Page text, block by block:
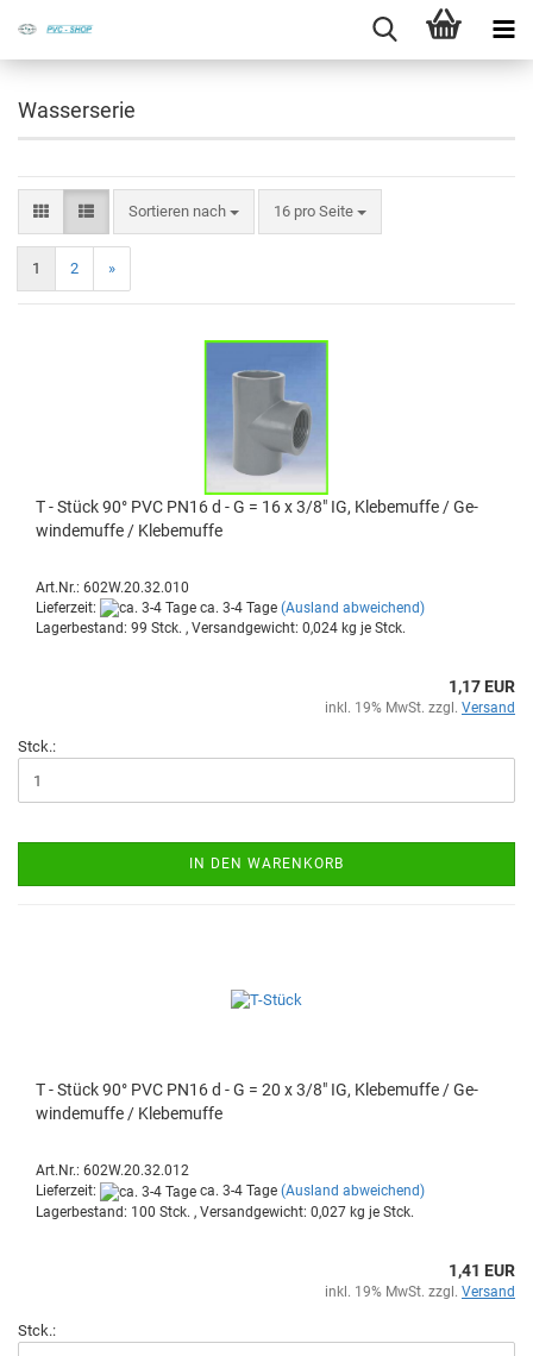
Wasserserie
Sortieren nach 16 pro Seite
1 2 »
T - Stück 90° PVC PN16 d - G = 16 x 3/8" IG, Kle­be­muf­fe / Ge­
win­de­muf­fe / Kle­be­muf­fe
Art.Nr.: 602W.20.32.010
Lieferzeit:
ca. 3-4 Tage (Ausland abweichend)
Lagerbestand: 99 Stck. , Versandgewicht: 0,024 kg je Stck.
1,17 EUR
inkl. 19% MwSt. zzgl. Versand
Stck.:
IN DEN WARENKORB
T - Stück 90° PVC PN16 d - G = 20 x 3/8" IG, Kle­be­muf­fe / Ge­
win­de­muf­fe / Kle­be­muf­fe
Art.Nr.: 602W.20.32.012
Lieferzeit:
ca. 3-4 Tage (Ausland abweichend)
Lagerbestand: 100 Stck. , Versandgewicht: 0,027 kg je Stck.
1,41 EUR
inkl. 19% MwSt. zzgl. Versand
Stck.: